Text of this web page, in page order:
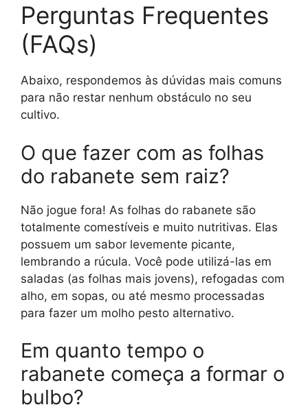
Perguntas Frequentes
(FAQs)
Abaixo, respondemos às dúvidas mais comuns
para não restar nenhum obstáculo no seu
cultivo.
O que fazer com as folhas
do rabanete sem raiz?
Não jogue fora! As folhas do rabanete são
totalmente comestíveis e muito nutritivas. Elas
possuem um sabor levemente picante,
lembrando a rúcula. Você pode utilizá-las em
saladas (as folhas mais jovens), refogadas com
alho, em sopas, ou até mesmo processadas
para fazer um molho pesto alternativo.
Em quanto tempo o
rabanete começa a formar o
bulbo?